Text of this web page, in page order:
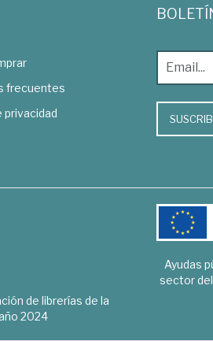
frecuentes
privacidad
de librerías de la
2024
Ayudas
sector del